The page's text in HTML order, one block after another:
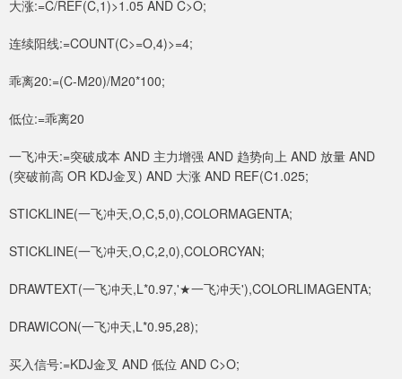
大涨:=C/REF(C,1)>1.05 AND C>O;
连续阳线:=COUNT(C>=O,4)>=4;
乖离20:=(C-M20)/M20*100;
低位:=乖离20
一飞冲天:=突破成本 AND 主力增强 AND 趋势向上 AND 放量 AND
(突破前高 OR KDJ金叉) AND 大涨 AND REF(C1.025;
STICKLINE(一飞冲天,O,C,5,0),COLORMAGENTA;
STICKLINE(一飞冲天,O,C,2,0),COLORCYAN;
DRAWTEXT(一飞冲天,L*0.97,'★一飞冲天'),COLORLIMAGENTA;
DRAWICON(一飞冲天,L*0.95,28);
买入信号:=KDJ金叉 AND 低位 AND C>O;